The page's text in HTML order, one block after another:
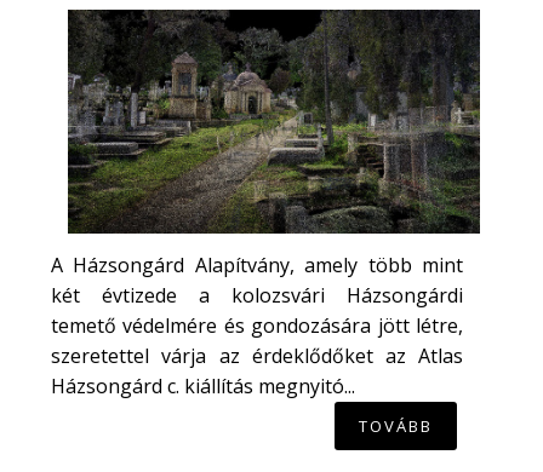
A Házsongárd Alapítvány, amely több mint
két évtizede a kolozsvári Házsongárdi
temető védelmére és gondozására jött létre,
szeretettel várja az érdeklődőket az Atlas
Házsongárd c. kiállítás megnyitó...
TOVÁBB